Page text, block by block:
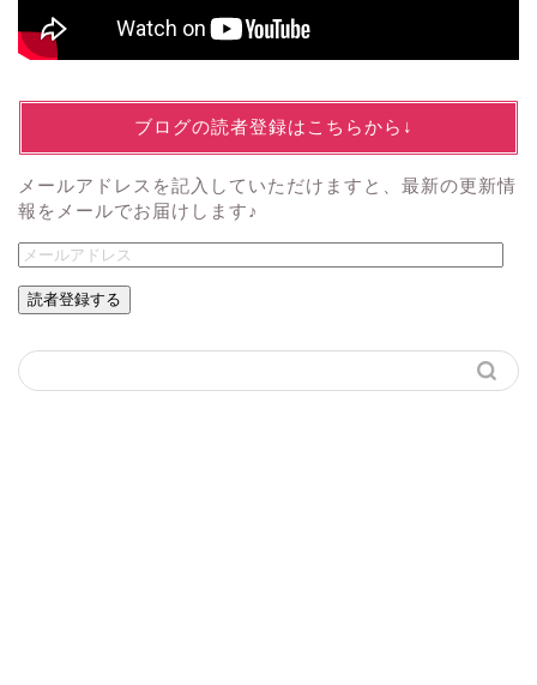
↓ブログの読者登録はこちらから↓
メールアドレスを記入していただけますと、最新の更新情
報をメールでお届けします♪
読者登録する